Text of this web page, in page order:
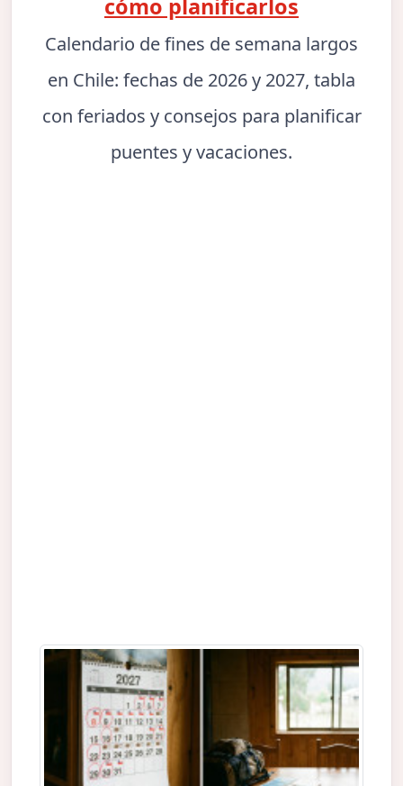
cómo planificarlos
Calendario de fines de semana largos
en Chile: fechas de 2026 y 2027, tabla
con feriados y consejos para planificar
puentes y vacaciones.